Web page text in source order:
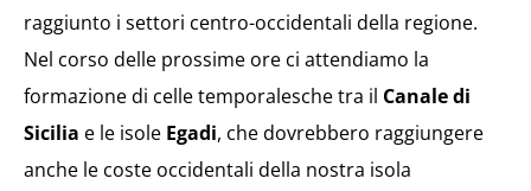
raggiunto i settori centro-occidentali della regione.
Nel corso delle prossime ore ci attendiamo la
formazione di celle temporalesche tra il Canale di
Sicilia e le isole Egadi, che dovrebbero raggiungere
anche le coste occidentali della nostra isola